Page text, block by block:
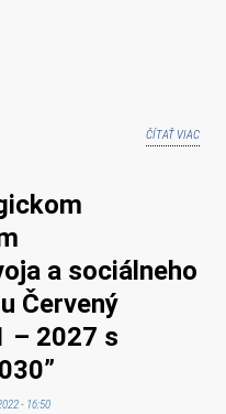
ČÍTAŤ VIACO
a sociálneho
Červený
– 2027 s
- 16:50